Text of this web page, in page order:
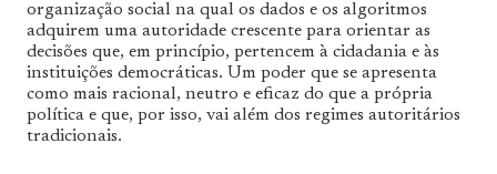
organização social na qual os dados e os algoritmos
adquirem uma autoridade crescente para orientar as
decisões que, em princípio, pertencem à cidadania e às
instituições democráticas. Um poder que se apresenta
como mais racional, neutro e eficaz do que a própria
política e que, por isso, vai além dos regimes autoritários
tradicionais.